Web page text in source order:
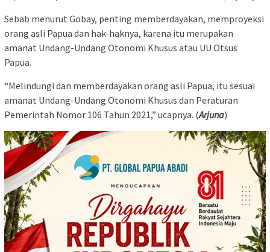
Sebab menurut Gobay, penting memberdayakan, memproyeksi
orang asli Papua dan hak-haknya, karena itu merupakan
amanat Undang-Undang Otonomi Khusus atau UU Otsus
Papua.
“Melindungi dan memberdayakan orang asli Papua, itu sesuai
amanat Undang-Undang Otonomi Khusus dan Peraturan
Pemerintah Nomor 106 Tahun 2021,” ucapnya. (Arjuna)